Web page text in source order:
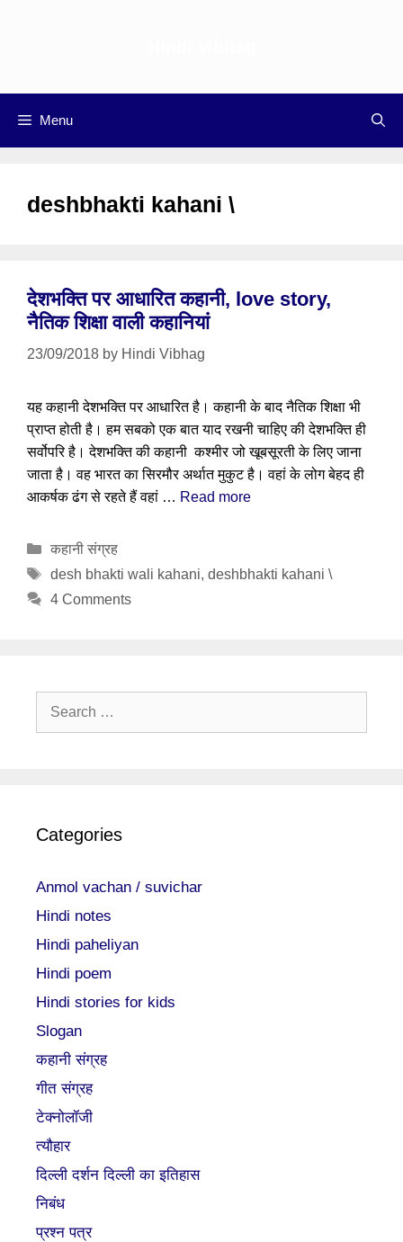
Menu
deshbhakti kahani \
देशभक्ति पर आधारित कहानी, love story,
नैतिक शिक्षा वाली कहानियां
23/09/2018 by Hindi Vibhag
यह कहानी देशभक्ति पर आधारित है। कहानी के बाद नैतिक शिक्षा भी
प्राप्त होती है। हम सबको एक बात याद रखनी चाहिए की देशभक्ति ही
सर्वोपरि है। देशभक्ति की कहानी कश्मीर जो खूबसूरती के लिए जाना
जाता है। वह भारत का सिरमौर अर्थात मुकुट है। वहां के लोग बेहद ही
आकर्षक ढंग से रहते हैं वहां … Read more
Categories
कहानी संग्रह
Tags
desh bhakti wali kahani, deshbhakti kahani \
4 Comments
Search
Categories
Anmol vachan / suvichar
Hindi notes
Hindi paheliyan
Hindi poem
Hindi stories for kids
Slogan
कहानी संग्रह
गीत संग्रह
टेक्नोलॉजी
त्यौहार
दिल्ली दर्शन दिल्ली का इतिहास
निबंध
प्रश्न पत्र